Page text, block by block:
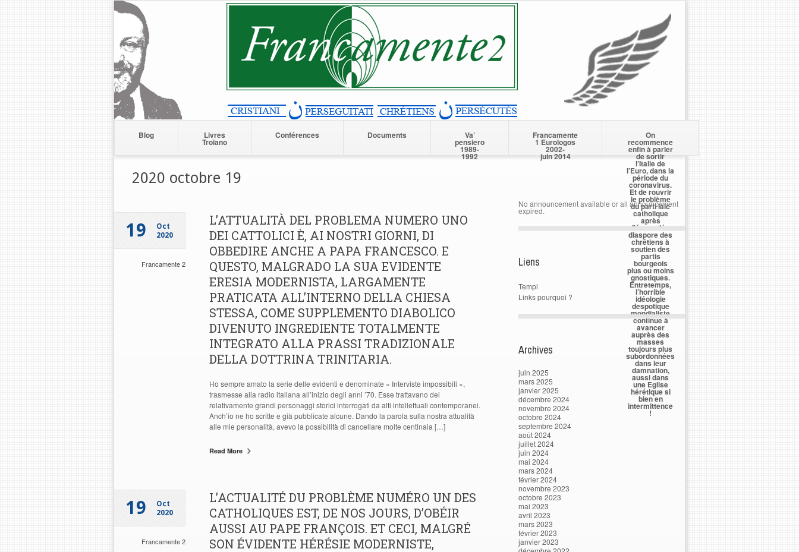
Blog Livres
Troiano
Conférences Documents Va’
pensiero
1989-
1992
Francamente
1 Eurologos
2002-
juin 2014
On
recommence
enfin à parler
de sortir
l’Italie de
l’Euro, dans la
période du
coronavirus.
Et de rouvrir
le problème
du parti laïc
catholique
après
l’écervelée
diaspore des
chrétiens à
soutien des
partis
bourgeois
plus ou moins
gnostiques.
Entretemps,
l’horrible
idéologie
despotique
mondialiste
continue à
avancer
auprès des
masses
toujours plus
subordonnées
dans leur
damnation,
aussi dans
une Eglise
hérétique si
bien en
intermittence
!
2020 octobre 19
19
Oct
2020
Francamente 2
L’ATTUALITÀ DEL PROBLEMA NUMERO UNO
DEI CATTOLICI È, AI NOSTRI GIORNI, DI
OBBEDIRE ANCHE A PAPA FRANCESCO. E
QUESTO, MALGRADO LA SUA EVIDENTE
ERESIA MODERNISTA, LARGAMENTE
PRATICATA ALL’INTERNO DELLA CHIESA
STESSA, COME SUPPLEMENTO DIABOLICO
DIVENUTO INGREDIENTE TOTALMENTE
INTEGRATO ALLA PRASSI TRADIZIONALE
DELLA DOTTRINA TRINITARIA.
Ho sempre amato la serie delle evidenti e denominate « Interviste impossibili »,
trasmesse alla radio italiana all’inizio degli anni ’70. Esse trattavano dei
relativamente grandi personaggi storici interrogati da alti intellettuali contemporanei.
Anch’io ne ho scritte e già pubblicate alcune. Dando la parola sulla nostra attualità
alle mie personalità, avevo la possibilità di cancellare molte centinaia […]
Read More
19
Oct
2020
Francamente 2
L’ACTUALITÉ DU PROBLÈME NUMÉRO UN DES
CATHOLIQUES EST, DE NOS JOURS, D’OBÉIR
AUSSI AU PAPE FRANÇOIS. ET CECI, MALGRÉ
SON ÉVIDENTE HÉRÉSIE MODERNISTE,
No announcement available or all announcement
expired.
Liens
Tempi
Links pourquoi ?
Archives
juin 2025
mars 2025
janvier 2025
décembre 2024
novembre 2024
octobre 2024
septembre 2024
août 2024
juillet 2024
juin 2024
mai 2024
mars 2024
février 2024
novembre 2023
octobre 2023
mai 2023
avril 2023
mars 2023
février 2023
janvier 2023